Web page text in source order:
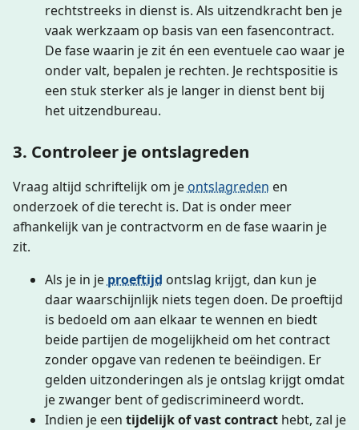
rechtstreeks in dienst is. Als uitzendkracht ben je
vaak werkzaam op basis van een fasencontract.
De fase waarin je zit én een eventuele cao waar je
onder valt, bepalen je rechten. Je rechtspositie is
een stuk sterker als je langer in dienst bent bij
het uitzendbureau.
3. Controleer je ontslagreden
Vraag altijd schriftelijk om je ontslagreden en
onderzoek of die terecht is. Dat is onder meer
afhankelijk van je contractvorm en de fase waarin je
zit.
Als je in je proeftijd ontslag krijgt, dan kun je
daar waarschijnlijk niets tegen doen. De proeftijd
is bedoeld om aan elkaar te wennen en biedt
beide partijen de mogelijkheid om het contract
zonder opgave van redenen te beëindigen. Er
gelden uitzonderingen als je ontslag krijgt omdat
je zwanger bent of gediscrimineerd wordt.
Indien je een tijdelijk of vast contracthebt, zal je